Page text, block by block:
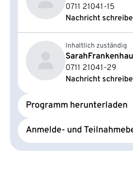
0711 21041-15
Nachricht
Inhaltlich zuständig
Sarah
0711 21041-29
Nachricht
Programm herunterladen
Anmelde- und